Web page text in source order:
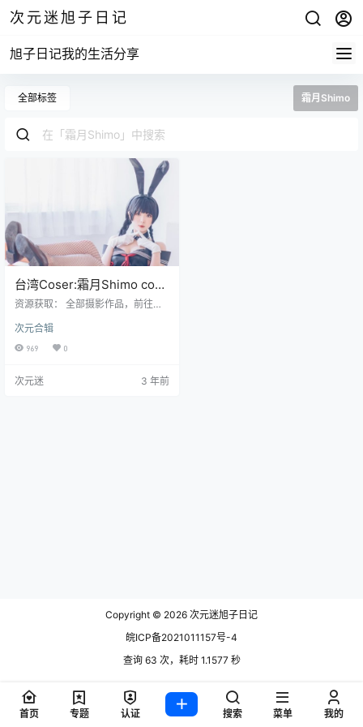
次元迷旭子日记
旭子日记我的生活分享
全部标签 霜月Shimo
台湾Coser:霜月Shimo cos
写真合集[持续更新]
资源获取： 全部摄影作品，前往获
天的女猪脚只是某个萌妹纸coser霜
月shimo，霜月shimo某个妹子要是
个妹子的商业眼光是非常好的，即
次元合辑
969 0
次元迷 3 年前
Copyright © 2026 次元迷旭子日记
皖ICP备2021011157号-4
查询 63 次，耗时 1.1577 秒
首页 专题 认证 搜索 菜单 我的